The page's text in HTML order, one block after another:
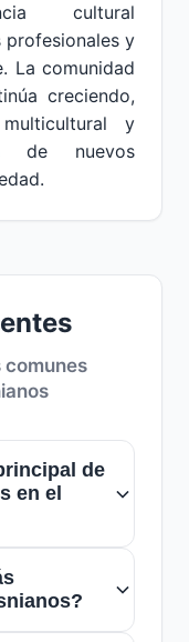
cultural
profesionales y
La comunidad
creciendo,
y
de nuevos
comunes
de
en el
y